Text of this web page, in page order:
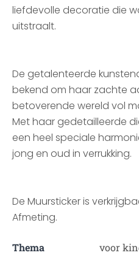
liefdevolle decoratie die
uitstraalt.
De getalenteerde
bekend om haar zachte
betoverende wereld vol
Met haar gedetailleerde
een heel speciale
jong en oud in verrukking.
De Muursticker is
Afmeting.
Thema voor